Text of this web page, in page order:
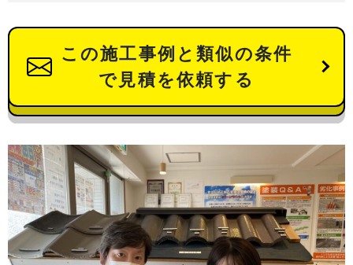
この施工事例と類似の条件
で見積を依頼する